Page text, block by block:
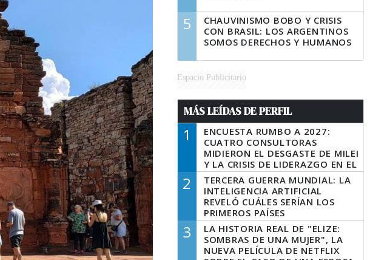
5
CHAUVINISMO BOBO Y CRISIS
CON BRASIL: LOS ARGENTINOS
SOMOS DERECHOS Y HUMANOS
Espacio Publicitario
MÁS LEÍDAS DE PERFIL
1
ENCUESTA RUMBO A 2027:
CUATRO CONSULTORAS
MIDIERON EL DESGASTE DE MILEI
Y LA CRISIS DE LIDERAZGO EN EL
PERONISMO
2
TERCERA GUERRA MUNDIAL: LA
INTELIGENCIA ARTIFICIAL
REVELÓ CUÁLES SERÍAN LOS
PRIMEROS PAÍSES
LATINOAMERICANOS EN SER
DERROTADOS
3
LA HISTORIA REAL DE "ELIZE:
SOMBRAS DE UNA MUJER", LA
NUEVA PELÍCULA DE NETFLIX